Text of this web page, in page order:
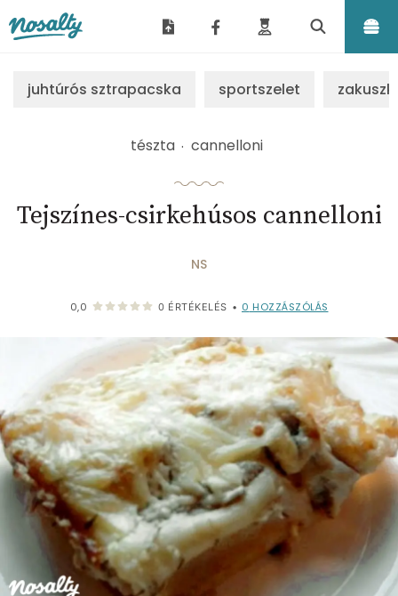
juhtúrós sztrapacska sportszelet
tészta cannelloni
Tejszínes-csirkehúsos cannelloni
NS
0,0 0 ÉRTÉKELÉS • 0 HOZZÁSZÓLÁS